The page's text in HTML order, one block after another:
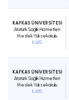
KAFKAS ÜNİVERSİTESİ
Atatürk Sağlık Hizmetleri
Meslek Yüksekokulu
KARS
KAFKAS ÜNİVERSİTESİ
Atatürk Sağlık Hizmetleri
Meslek Yüksekokulu
KARS